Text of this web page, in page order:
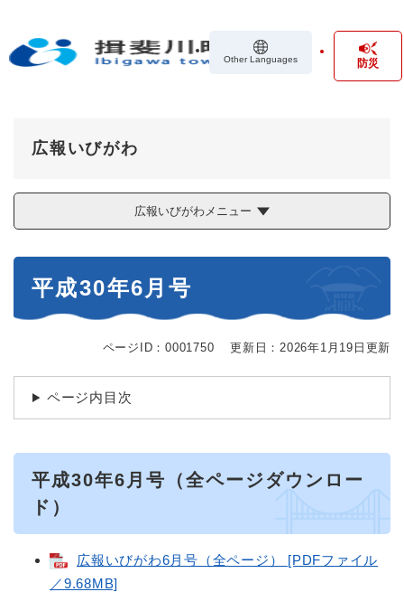
の
Other Languages 防災
広報いびがわ
広報いびがわメニュー
平成30年6月号
ページID：0001750 更新日：2026年1月19日更新
ページ内目次
平成30年6月号（全ページダウンロー
ド）
広報いびがわ6月号（全ページ） [PDFファイル
／9.68MB]